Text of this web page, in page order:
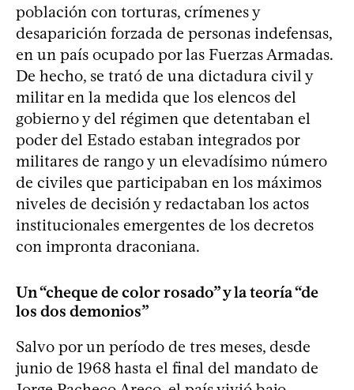
población con torturas, crímenes y
desaparición forzada de personas indefensas,
en un país ocupado por las Fuerzas Armadas.
De hecho, se trató de una dictadura civil y
militar en la medida que los elencos del
gobierno y del régimen que detentaban el
poder del Estado estaban integrados por
militares de rango y un elevadísimo número
de civiles que participaban en los máximos
niveles de decisión y redactaban los actos
institucionales emergentes de los decretos
con impronta draconiana.
Un “cheque de color rosado” y la teoría “de
los dos demonios”
Salvo por un período de tres meses, desde
junio de 1968 hasta el final del mandato de